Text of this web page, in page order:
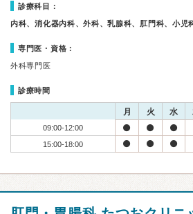
診療科目：
内科、消化器内科、外科、乳腺科、肛門科、小児
専門医・資格：
外科専門医
診療時間
月 火 水
09:00-12:00
15:00-18:00